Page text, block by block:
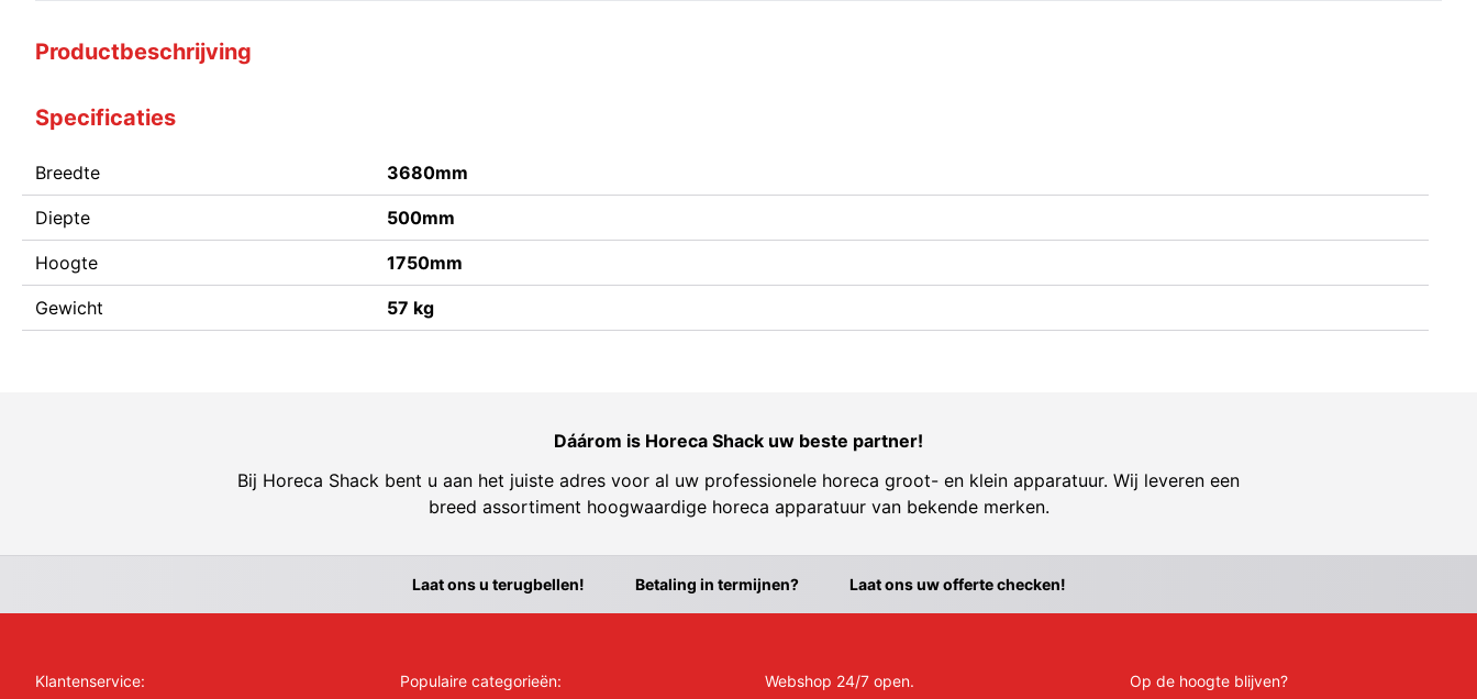
Productbeschrijving
Specificaties
Breedte 3680mm
Diepte 500mm
Hoogte 1750mm
Gewicht 57 kg
Dáárom is Horeca Shack uw beste partner!
Bij Horeca Shack bent u aan het juiste adres voor al uw professionele horeca groot- en klein apparatuur. Wij leveren een
breed assortiment hoogwaardige horeca apparatuur van bekende merken.
Laat ons u terugbellen! Betaling in termijnen? Laat ons uw offerte checken!
Klantenservice: Populaire categorieën: Webshop 24/7 open.
Op de hoogte blijven?